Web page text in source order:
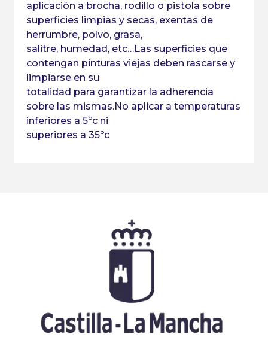
aplicación a brocha, rodillo o pistola sobre
superficies limpias y secas, exentas de
herrumbre, polvo, grasa,
salitre, humedad, etc…Las superficies que
contengan pinturas viejas deben rascarse y
limpiarse en su
totalidad para garantizar la adherencia
sobre las mismas.No aplicar a temperaturas
inferiores a 5ºc ni
superiores a 35ºc